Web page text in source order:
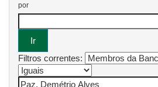
por
Filtros correntes: